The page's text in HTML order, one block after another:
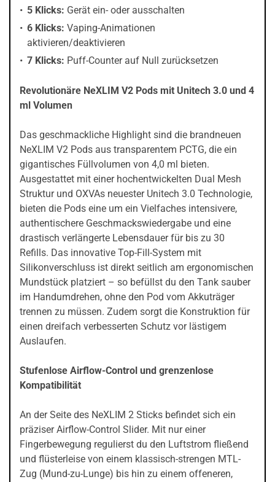
5 Klicks: Gerät ein- oder ausschalten
6 Klicks: Vaping-Animationen
aktivieren/deaktivieren
7 Klicks: Puff-Counter auf Null zurücksetzen
Revolutionäre NeXLIM V2 Pods mit Unitech 3.0 und 4
ml Volumen
Das geschmackliche Highlight sind die brandneuen
NeXLIM V2 Pods aus transparentem PCTG, die ein
gigantisches Füllvolumen von 4,0 ml bieten.
Ausgestattet mit einer hochentwickelten Dual Mesh
Struktur und OXVAs neuester Unitech 3.0 Technologie,
bieten die Pods eine um ein Vielfaches intensivere,
authentischere Geschmackswiedergabe und eine
drastisch verlängerte Lebensdauer für bis zu 30
Refills. Das innovative Top-Fill-System mit
Silikonverschluss ist direkt seitlich am ergonomischen
Mundstück platziert – so befüllst du den Tank sauber
im Handumdrehen, ohne den Pod vom Akkuträger
trennen zu müssen. Zudem sorgt die Konstruktion für
einen dreifach verbesserten Schutz vor lästigem
Auslaufen.
Stufenlose Airflow-Control und grenzenlose
Kompatibilität
An der Seite des NeXLIM 2 Sticks befindet sich ein
präziser Airflow-Control Slider. Mit nur einer
Fingerbewegung regulierst du den Luftstrom fließend
und flüsterleise von einem klassisch-strengen MTL-
Zug (Mund-zu-Lunge) bis hin zu einem offeneren,